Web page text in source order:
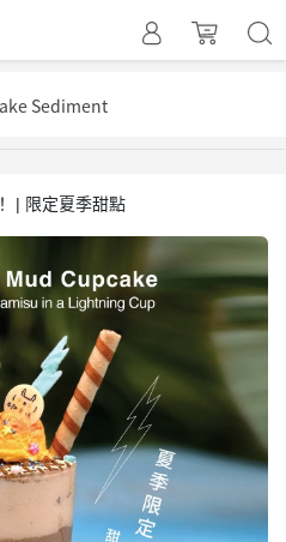
Sediment
| 限定夏季甜點